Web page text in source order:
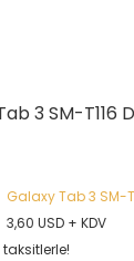
3 SM-T116
Galaxy Tab 3 SM-
3,60 USD + KDV